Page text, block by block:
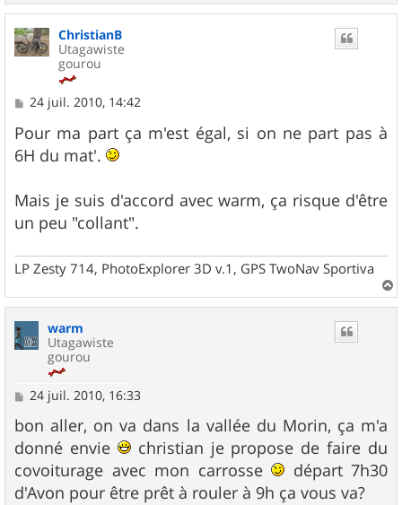
a
ChristianB
Utagawiste
gourou
M
s
s
a
24 juil. 2010, 14:42
Pour ma part ça m'est égal, si on ne part pas à
6H du mat'.
Mais je suis d'accord avec warm, ça risque d'être
un peu "collant".
LP Zesty 714, PhotoExplorer 3D v.1, GPS TwoNav Sportiva
a
warm
Utagawiste
gourou
M
s
s
a
g
e
24 juil. 2010, 16:33
bon aller, on va dans la vallée du Morin, ça m'a
donné envie
christian je propose de faire du
covoiturage avec mon carrosse
départ 7h30
d'Avon pour être prêt à rouler à 9h ça vous va?